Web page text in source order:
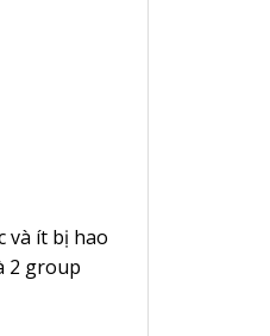
và ít bị hao
2 group